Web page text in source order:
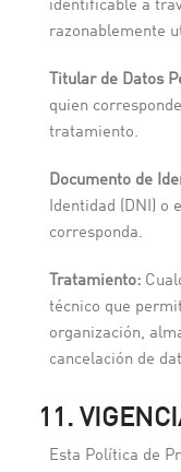
identificable a
razonablemente
Titular de Datos
quien
tratamiento.
Documento de
Identidad (DNI) o
corresponda.
Tratamiento:
técnico que
organización,
cancelación de
11.
Esta Política de